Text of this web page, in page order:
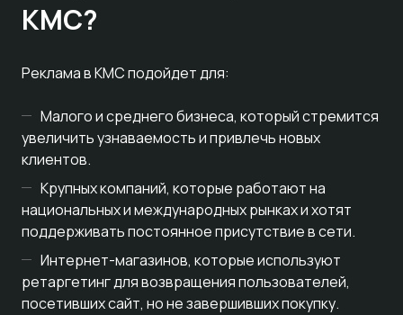
КМС?
Реклама в КМС подойдет для:
Малого и среднего бизнеса, который стремится
увеличить узнаваемость и привлечь новых
клиентов.
Крупных компаний, которые работают на
национальных и международных рынках и хотят
поддерживать постоянное присутствие в сети.
Интернет-магазинов, которые используют
ретаргетинг для возвращения пользователей,
посетивших сайт, но не завершивших покупку.